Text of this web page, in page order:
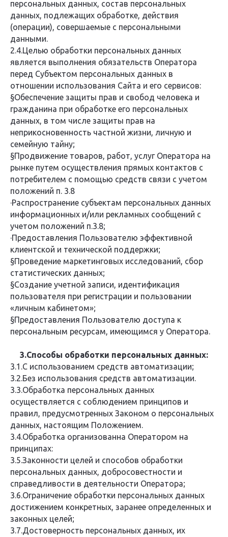
персональных данных, состав персональных
данных, подлежащих обработке, действия
(операции), совершаемые с персональными
данными.
2.4.Целью обработки персональных данных
является выполнения обязательств Оператора
перед Субъектом персональных данных в
отношении использования Сайта и его сервисов:
§Обеспечение защиты прав и свобод человека и
гражданина при обработке его персональных
данных, в том числе защиты прав на
неприкосновенность частной жизни, личную и
семейную тайну;
§Продвижение товаров, работ, услуг Оператора на
рынке путем осуществления прямых контактов с
потребителем с помощью средств связи с учетом
положений п. 3.8
·Распространение субъектам персональных данных
информационных и/или рекламных сообщений с
учетом положений п.3.8;
·Предоставления Пользователю эффективной
клиентской и технической поддержки;
§Проведение маркетинговых исследований, сбор
статистических данных;
§Создание учетной записи, идентификация
пользователя при регистрации и пользовании
«личным кабинетом»;
§Предоставления Пользователю доступа к
персональным ресурсам, имеющимся у Оператора.
3.Способы обработки персональных данных:
3.1.С использованием средств автоматизации;
3.2.Без использования средств автоматизации.
3.3.Обработка персональных данных
осуществляется с соблюдением принципов и
правил, предусмотренных Законом о персональных
данных, настоящим Положением.
3.4.Обработка организованна Оператором на
принципах:
3.5.Законности целей и способов обработки
персональных данных, добросовестности и
справедливости в деятельности Оператора;
3.6.Ограничение обработки персональных данных
достижением конкретных, заранее определенных и
законных целей;
3.7.Достоверность персональных данных, их